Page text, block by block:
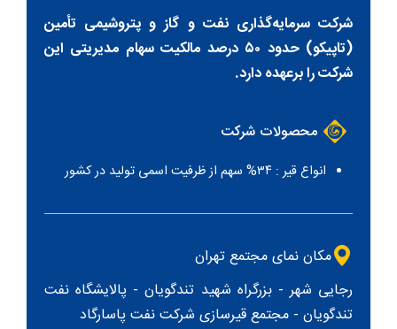
شرکت سرمایه‌گذاری نفت و گاز و پتروشیمی تأمین
(تاپیکو) حدود ۵۰ درصد مالکیت سهام مدیریتی این
شرکت را برعهده دارد.
محصولات شرکت
انواع قیر : ۳۴% سهم از ظرفیت اسمی تولید در کشور
مکان نمای مجتمع تهران
رجایی شهر - بزرگراه شهید تندگویان - پالایشگاه نفت
تندگویان - مجتمع قیرسازی شرکت نفت پاسارگاد